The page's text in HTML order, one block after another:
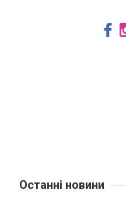
Останні новини